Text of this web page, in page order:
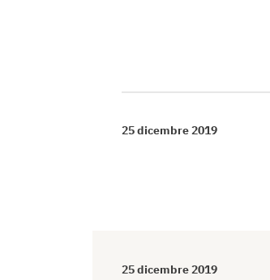
25 dicembre 2019
25 dicembre 2019